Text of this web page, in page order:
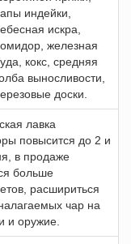
индейки,
искра,
железная
кокс, средняя
выносливости,
доски.
лавка
повысится до 2 и
в продаже
больше
расшириться
чар на
и оружие.